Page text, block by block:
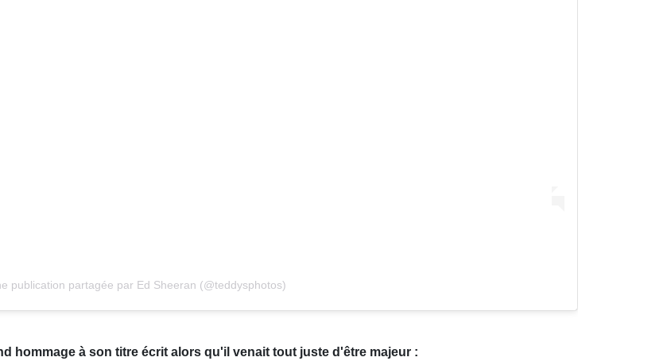
publication partagée par Ed Sheeran (@teddysphotos)
hommage à son titre écrit alors qu'il venait tout juste d'être majeur :